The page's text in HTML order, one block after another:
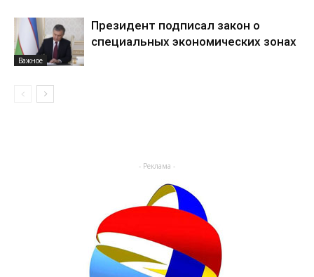
Важное
Президент подписал закон о
специальных экономических зонах
- Реклама -